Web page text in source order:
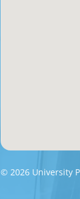
© 2026 University